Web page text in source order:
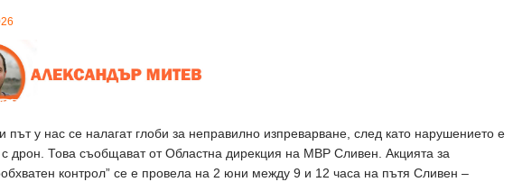
път у нас се налагат глоби за неправилно изпреварване, след като нарушението е
с дрон. Това съобщават от Областна дирекция на МВР Сливен. Акцията за
контрол” се е провела на 2 юни между 9 и 12 часа на пътя Сливен –